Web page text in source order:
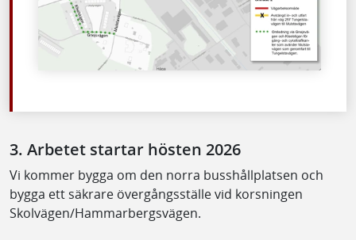
3. Arbetet startar hösten 2026
Vi kommer bygga om den norra busshållplatsen och
bygga ett säkrare övergångsställe vid korsningen
Skolvägen/Hammarbergsvägen.